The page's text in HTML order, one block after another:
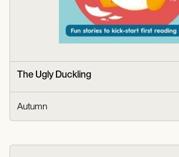
The Ugly Duckling
Autumn